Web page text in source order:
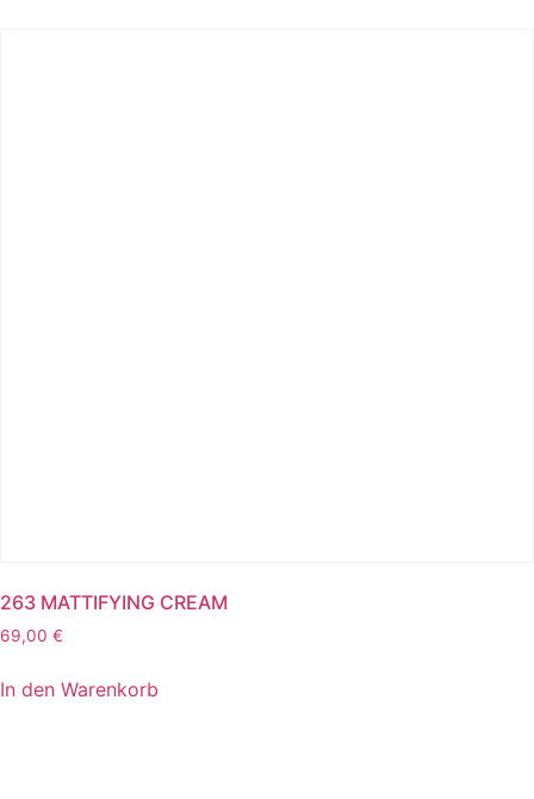
263 MATTIFYING CREAM
69,00 €
In den Warenkorb